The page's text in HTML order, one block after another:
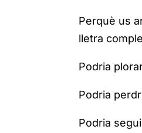
Perquè us
lletra
Podria
Podria
Podria